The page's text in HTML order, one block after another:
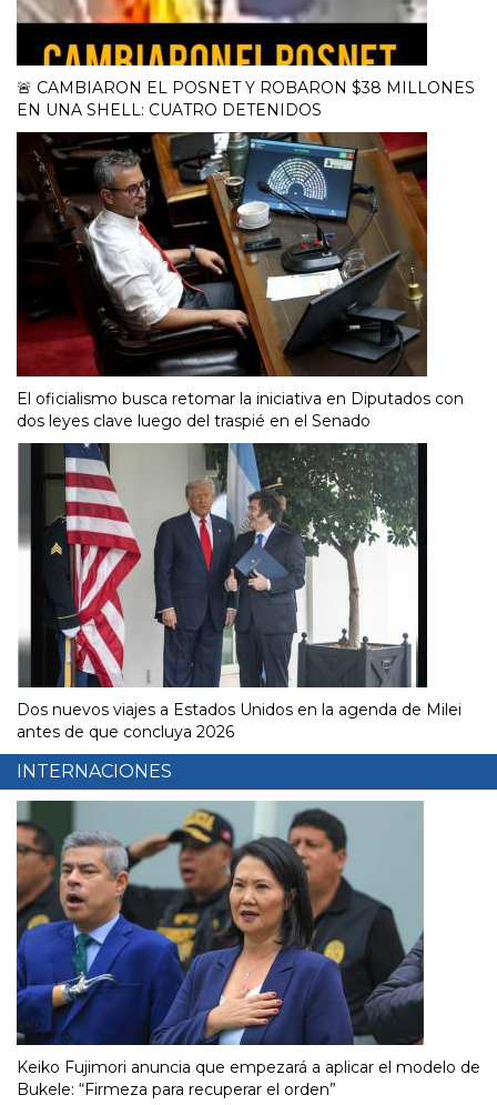
🚨 CAMBIARON EL POSNET Y ROBARON $38 MILLONES
EN UNA SHELL: CUATRO DETENIDOS
El oficialismo busca retomar la iniciativa en Diputados con
dos leyes clave luego del traspié en el Senado
Dos nuevos viajes a Estados Unidos en la agenda de Milei
antes de que concluya 2026
INTERNACIONES
Keiko Fujimori anuncia que empezará a aplicar el modelo de
Bukele: “Firmeza para recuperar el orden”